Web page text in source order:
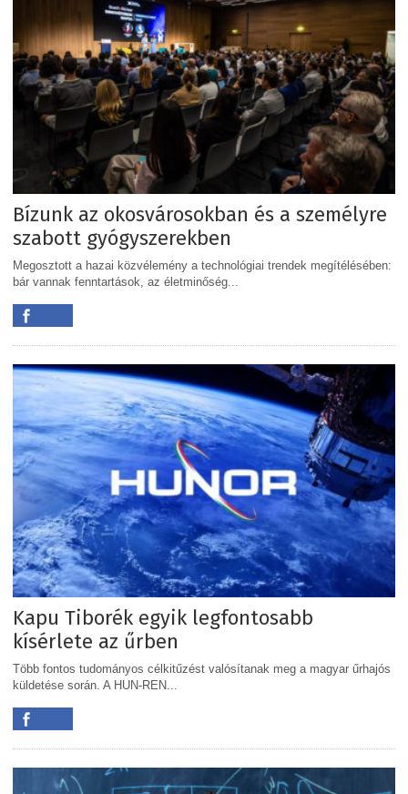
Bízunk az okosvárosokban és a személyre
szabott gyógyszerekben
Megosztott a hazai közvélemény a technológiai trendek megítélésében:
bár vannak fenntartások, az életminőség...
Kapu Tiborék egyik legfontosabb
kísérlete az űrben
Több fontos tudományos célkitűzést valósítanak meg a magyar űrhajós
küldetése során. A HUN-REN...